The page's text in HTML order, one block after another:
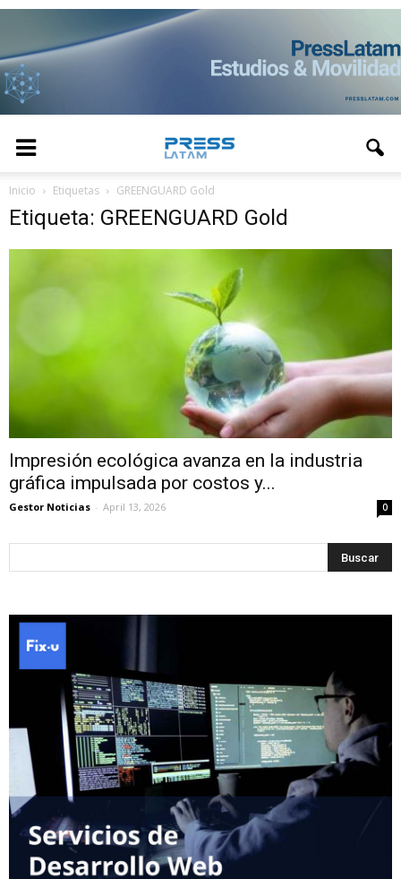
Inicio Etiquetas GREENGUARD Gold
Etiqueta: GREENGUARD Gold
Impresión ecológica avanza en la industria
gráfica impulsada por costos y...
Gestor Noticias - April 13, 2026 0